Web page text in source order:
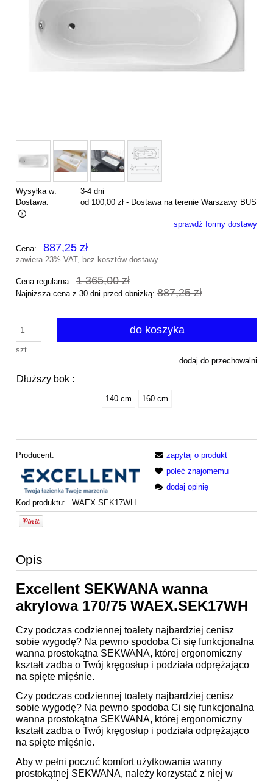
Wysyłka w:
3-4 dni
Dostawa:
od 100,00 zł - Dostawa na terenie Warszawy BUS
Cena nie zawiera ewentualnych kosztów płatnościsprawdź formy dostawy
Cena: 887,25 zł
zawiera 23% VAT, bez kosztów dostawy
Cena regularna: 1 365,00 zł
Najniższa cena z 30 dni przed obniżką: 887,25 zł
szt.
do koszyka
dodaj do przechowalni
Dłuższy bok :
140 cm 160 cm
Producent:
Kod produktu: WAEX.SEK17WH
zapytaj o produkt
poleć znajomemu
dodaj opinię
Opis
Excellent SEKWANA wanna
akrylowa 170/75 WAEX.SEK17WH
Czy podczas codziennej toalety najbardziej cenisz
sobie wygodę? Na pewno spodoba Ci się funkcjonalna
wanna prostokątna SEKWANA, której ergonomiczny
kształt zadba o Twój kręgosłup i podziała odprężająco
na spięte mięśnie.
Czy podczas codziennej toalety najbardziej cenisz
sobie wygodę? Na pewno spodoba Ci się funkcjonalna
wanna prostokątna SEKWANA, której ergonomiczny
kształt zadba o Twój kręgosłup i podziała odprężająco
na spięte mięśnie.
Aby w pełni poczuć komfort użytkowania wanny
prostokątnej SEKWANA, należy korzystać z niej w